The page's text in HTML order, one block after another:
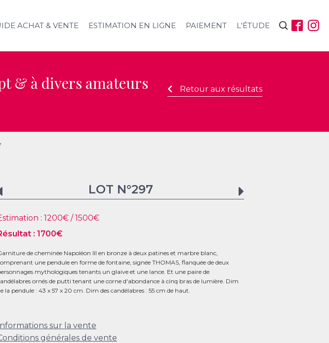
ACHAT & VENTE ESTIMATION EN LIGNE PAIEMENT L'ÉTUDE Rechercher :
& à divers amateurs Retour aux résultats
LOT N°297
: 1200€ /1500€
: 1700€
de cheminée Napoléon III en bronze à deux patines et marbre blanc,
une pendule en forme de fontaine, signée THOMAS, flanquée de deux
mythologiques tenants un glaive et une lance. Et une paire de
ornés de putti tenant une corne d'abondance à cinq bras de lumière. Dim
la pendule : 43 x 57 x 20 cm. Dim des candélabres : 55 cm de haut.
sur la vente
générales de vente